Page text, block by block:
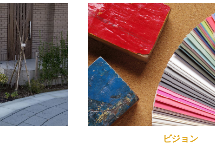
ビジョン